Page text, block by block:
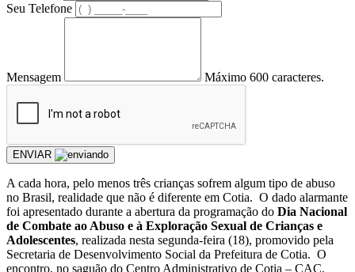
Seu Telefone
Mensagem Máximo 600 caracteres.
ENVIAR
A cada hora, pelo menos três crianças sofrem algum tipo de abuso
no Brasil, realidade que não é diferente em Cotia. O dado alarmante
foi apresentado durante a abertura da programação do Dia Nacional
de Combate ao Abuso e à Exploração Sexual de Crianças e
Adolescentes, realizada nesta segunda-feira (18), promovido pela
Secretaria de Desenvolvimento Social da Prefeitura de Cotia. O
encontro, no saguão do Centro Administrativo de Cotia – CAC,